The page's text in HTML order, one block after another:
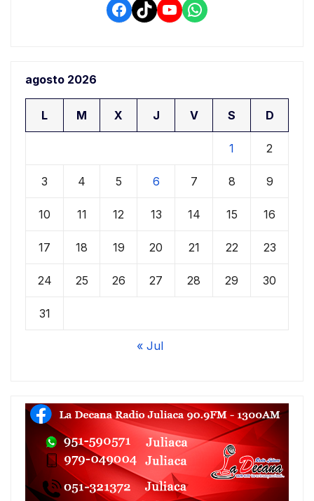
Facebook
TikTokYouTube
WhatsApp
agosto 2026
L M X J V S D
1 2
3 4 5 6 7 8 9
10 11 12 13 14 15 16
17 18 19 20 21 22 23
24 25 26 27 28 29 30
31
« Jul